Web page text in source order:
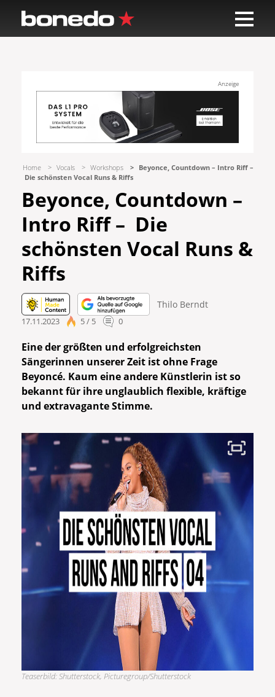
Anzeige
Home Vocals Workshops
Beyonce, Countdown – Intro Riff –
Die schönsten Vocal Runs & Riffs
Beyonce, Countdown –
Intro Riff – Die
schönsten Vocal Runs &
Riffs
Thilo Berndt
17.11.2023 5 / 5 0
Eine der größten und erfolgreichsten
Sängerinnen unserer Zeit ist ohne Frage
Beyoncé. Kaum eine andere Künstlerin ist so
bekannt für ihre unglaublich flexible, kräftige
und extravagante Stimme.
Teaserbild: Shutterstock, Picturegroup/Shutterstock